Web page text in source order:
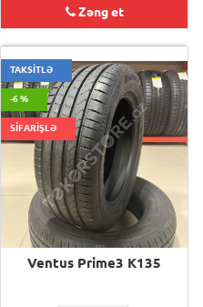
Zəng et
TAKSİTLƏ
-6 %
SİFARİŞLƏ
Ventus Prime3 K135